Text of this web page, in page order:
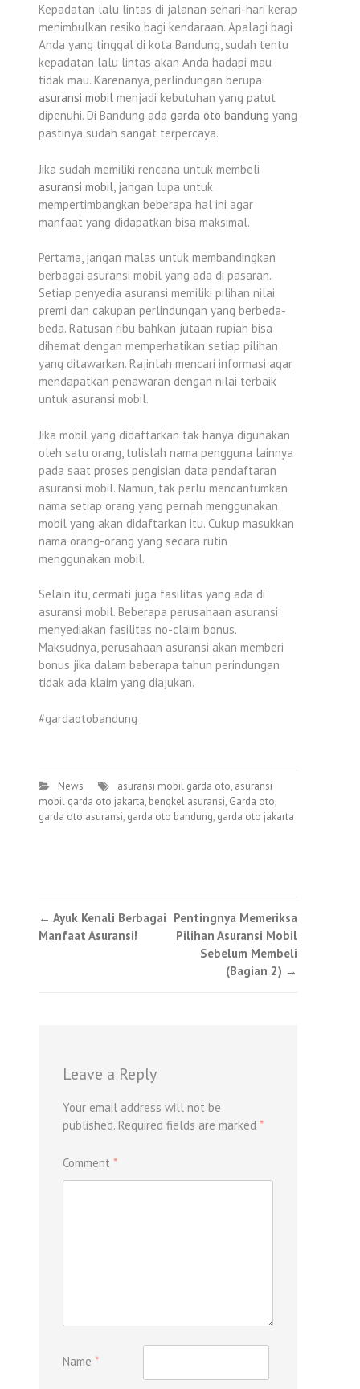
Kepadatan lalu lintas di jalanan sehari-hari kerap
menimbulkan resiko bagi kendaraan. Apalagi bagi
Anda yang tinggal di kota Bandung, sudah tentu
kepadatan lalu lintas akan Anda hadapi mau
tidak mau. Karenanya, perlindungan berupa
asuransi mobil menjadi kebutuhan yang patut
dipenuhi. Di Bandung ada garda oto bandung yang
pastinya sudah sangat terpercaya.
Jika sudah memiliki rencana untuk membeli
asuransi mobil , jangan lupa untuk
mempertimbangkan beberapa hal ini agar
manfaat yang didapatkan bisa maksimal.
Pertama, jangan malas untuk membandingkan
berbagai asuransi mobil yang ada di pasaran.
Setiap penyedia asuransi memiliki pilihan nilai
premi dan cakupan perlindungan yang berbeda-
beda. Ratusan ribu bahkan jutaan rupiah bisa
dihemat dengan memperhatikan setiap pilihan
yang ditawarkan. Rajinlah mencari informasi agar
mendapatkan penawaran dengan nilai terbaik
untuk asuransi mobil.
Jika mobil yang didaftarkan tak hanya digunakan
oleh satu orang, tulislah nama pengguna lainnya
pada saat proses pengisian data pendaftaran
asuransi mobil. Namun, tak perlu mencantumkan
nama setiap orang yang pernah menggunakan
mobil yang akan didaftarkan itu. Cukup masukkan
nama orang-orang yang secara rutin
menggunakan mobil.
Selain itu, cermati juga fasilitas yang ada di
asuransi mobil. Beberapa perusahaan asuransi
menyediakan fasilitas no-claim bonus.
Maksudnya, perusahaan asuransi akan memberi
bonus jika dalam beberapa tahun perindungan
tidak ada klaim yang diajukan.
#gardaotobandung
News asuransi mobil garda oto, asuransi
mobil garda oto jakarta, bengkel asuransi, Garda oto,
garda oto asuransi, garda oto bandung, garda oto jakarta
Post
navigation
← Ayuk Kenali Berbagai
Manfaat Asuransi!
Pentingnya Memeriksa
Pilihan Asuransi Mobil
Sebelum Membeli
(Bagian 2) →
Leave a Reply
Your email address will not be
published. Required fields are marked *
Comment *
Name *